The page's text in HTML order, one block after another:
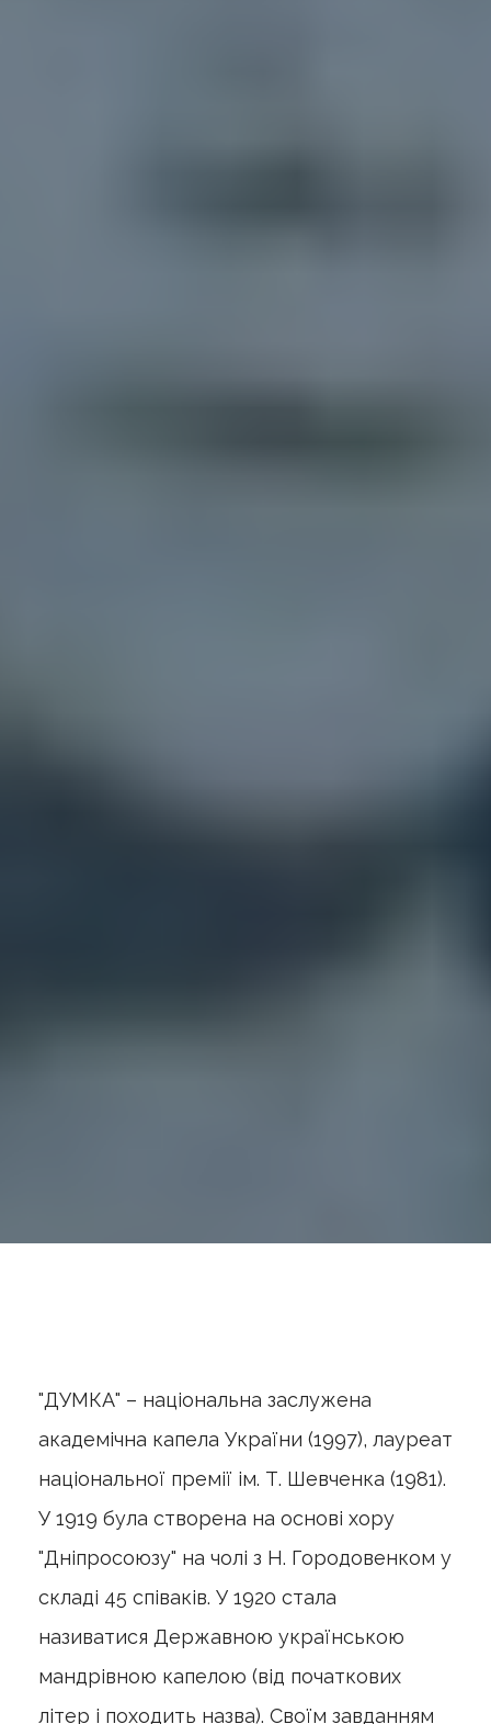
"ДУМКА" – національна заслужена
академічна капела України (1997), лауреат
національної премії ім. Т. Шевченка (1981).
У 1919 була створена на основі хору
"Дніпросоюзу" на чолі з Н. Городовенком у
складі 45 співаків. У 1920 стала
називатися Державною українською
мандрівною капелою (від початкових
літер і походить назва). Своїм завданням